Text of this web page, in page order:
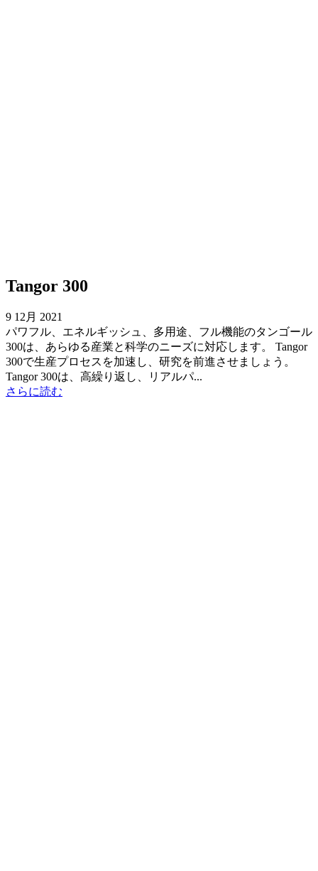
Tangor 300
9 12月 2021
パワフル、エネルギッシュ、多用途、フル機能のタンゴール
300は、あらゆる産業と科学のニーズに対応します。 Tangor
300で生産プロセスを加速し、研究を前進させましょう。
Tangor 300は、高繰り返し、リアルパ...
さらに読む